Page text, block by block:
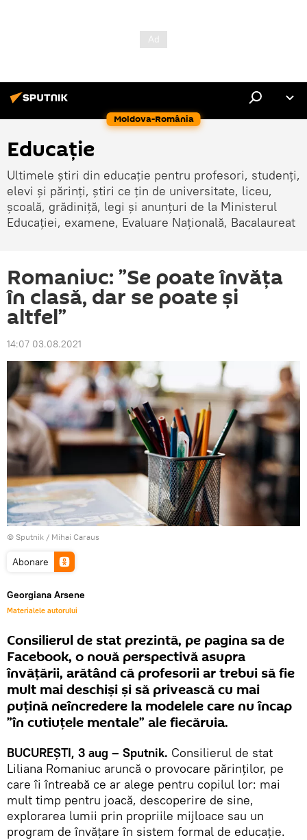
Moldova-România
Educație
Ultimele știri din educație pentru profesori, studenți,
elevi și părinți, știri ce țin de universitate, liceu,
școală, grădiniță, legi și anunțuri de la Ministerul
Educației, examene, Evaluare Națională, Bacalaureat
Romaniuc: ”Se poate învăța
în clasă, dar se poate și
altfel”
14:07 03.08.2021
© Sputnik / Mihai Caraus
Abonare
Georgiana Arsene
Materialele autorului
Consilierul de stat prezintă, pe pagina sa de
Facebook, o nouă perspectivă asupra
învățării, arătând că profesorii ar trebui să fie
mult mai deschiși și să privească cu mai
puțină neîncredere la modelele care nu încap
”în cutiuțele mentale” ale fiecăruia.
BUCUREȘTI, 3 aug – Sputnik. Consilierul de stat
Liliana Romaniuc aruncă o provocare părinților, pe
care îi întreabă ce ar alege pentru copilul lor: mai
mult timp pentru joacă, descoperire de sine,
explorarea lumii prin propriile mijloace sau un
program de învățare în sistem formal de educație.